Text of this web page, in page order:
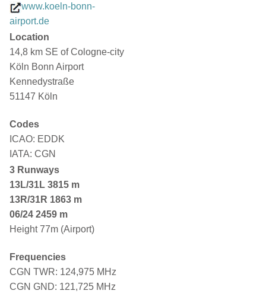
www.koeln-bonn-
airport.de
Location
14,8 km SE of Cologne-city
Köln Bonn Airport
Kennedystraße
51147 Köln
Codes
ICAO: EDDK
IATA: CGN
3 Runways
13L/31L 3815 m
13R/31R 1863 m
06/24 2459 m
Height 77m (Airport)
Frequencies
CGN TWR: 124,975 MHz
CGN GND: 121,725 MHz